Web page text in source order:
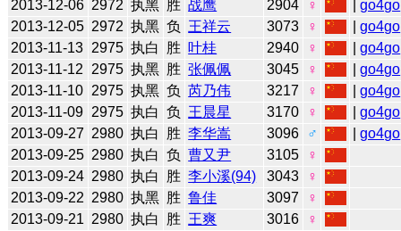
2013-12-06 2972 执黑 胜 战鹰 2904 ♀ |go4go
2013-12-05 2972 执黑 负 王祥云 3073 ♀ |go4go
2013-11-13 2975 执白 胜 叶桂 2940 ♀ |go4go
2013-11-12
2975 执黑 胜 张佩佩 3045 ♀ |go4go
2013-11-10 2975 执黑 负 芮乃伟 3217 ♀ |go4go
2013-11-09 2975 执白 负 王晨星 3170 ♀ |go4go
2013-09-27 2980 执白 胜 李华嵩 3096 ♂ |go4go
2013-09-25 2980 执白 负 曹又尹 3105
♀
2013-09-24 2980 执白 胜 李小溪(94) 3043
♀
2013-09-22 2980 执黑 胜 鲁佳 3097
♀
2013-09-21 2980 执白 胜 王爽 3016
♀